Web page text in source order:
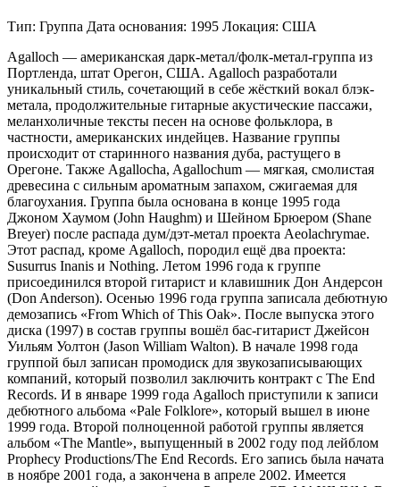
Тип: Группа Дата основания: 1995 Локация: США
Agalloch — американская дарк-метал/фолк-метал-группа из
Портленда, штат Орегон, США. Agalloch разработали
уникальный стиль, сочетающий в себе жёсткий вокал блэк-
метала, продолжительные гитарные акустические пассажи,
меланхоличные тексты песен на основе фольклора, в
частности, американских индейцев. Название группы
происходит от старинного названия дуба, растущего в
Орегоне. Также Agallocha, Agallochum — мягкая, смолистая
древесина с сильным ароматным запахом, сжигаемая для
благоухания. Группа была основана в конце 1995 года
Джоном Хаумом (John Haughm) и Шейном Брюером (Shane
Breyer) после распада дум/дэт-метал проекта Aeolachrymae.
Этот распад, кроме Agalloch, породил ещё два проекта:
Susurrus Inanis и Nothing. Летом 1996 года к группе
присоединился второй гитарист и клавишник Дон Андерсон
(Don Anderson). Осенью 1996 года группа записала дебютную
демозапись «From Which of This Oak». После выпуска этого
диска (1997) в состав группы вошёл бас-гитарист Джейсон
Уильям Уолтон (Jason William Walton). В начале 1998 года
группой был записан промодиск для звукозаписывающих
компаний, который позволил заключить контракт с The End
Records. И в январе 1999 года Agalloch приступили к записи
дебютного альбома «Pale Folklore», который вышел в июне
1999 года. Второй полноценной работой группы является
альбом «The Mantle», выпущенный в 2002 году под лейблом
Prophecy Productions/The End Records. Его запись была начата
в ноябре 2001 года, а закончена в апреле 2002. Имеется